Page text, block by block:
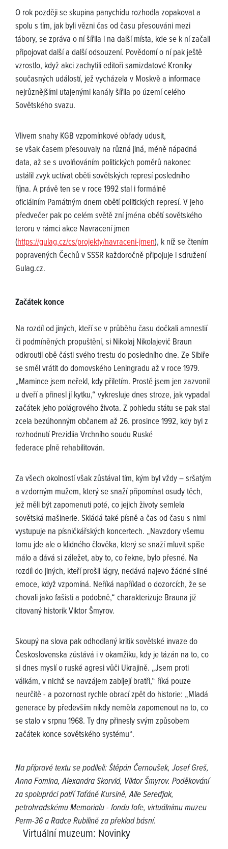
O rok později se skupina panychidu rozhodla zopakovat a
spolu s tím, jak byli vězni čas od času přesouváni mezi
tábory, se zpráva o ní šířila i na další místa, kde se k ní začali
připojovat další a další odsouzení. Povědomí o ní pak ještě
vzrostlo, když akci zachytili editoři samizdatové Kroniky
současných událostí, jež vycházela v Moskvě a informace
nejrůznějšími utajenými kanály šířila po území celého
Sovětského svazu.
Vlivem snahy KGB vzpomínkové obřady udusit,
se však časem přesouvaly na různá jiná, méně nápadná
data, až se s uvolňováním politických poměrů nakonec
ustálil zvyk uctívat oběti sovětských represí posledního
října. A právě ten se v roce 1992 stal i formálně
oficiálním Památným dnem obětí politických represí. V jeho
předvečer pak po celém světě zní jména obětí sovětského
teroru v rámci akce Navracení jmen
(https://gulag.cz/cs/projekty/navraceni-jmen), k níž se čtením
popravených Čechů v SSSR každoročně připojuje i sdružení
Gulag.cz.
Začátek konce
Na rozdíl od jiných, kteří se v průběhu času dočkali amnestií
či podmíněných propuštění, si Nikolaj Nikolajevič Braun
odkroutil obě části svého trestu do posledního dne. Ze Sibiře
se směl vrátit do domovského Leningradu až v roce 1979.
„Mamince jsem neřekl, kdy přiletím. Prostě jsem jen zazvonil
u dveří a přinesl jí kytku,“ vykresluje dnes stroze, jak vypadal
začátek jeho polágrového života. Z pohledu státu se pak stal
zcela bezúhonným občanem až 26. prosince 1992, kdy byl z
rozhodnutí Prezidiia Vrchního soudu Ruské
federace plně rehabilitován.
Za všech okolností však zůstával tím, kým byl vždy – sršatým
a vzdorným mužem, který se snaží připomínat osudy těch,
jež měli být zapomenuti poté, co jejich životy semlela
sovětská mašinerie. Skládá také písně a čas od času s nimi
vystupuje na písničkářských koncertech. „Navzdory všemu
tomu jde ale o klidného člověka, který se snaží mluvit spíše
málo a dává si záležet, aby to, co řekne, bylo přesné. Na
rozdíl do jiných, kteří prošli lágry, nedává najevo žádné silné
emoce, když vzpomíná. Neříká například o dozorcích, že se
chovali jako fašisti a podobně,“ charakterizuje Brauna již
citovaný historik Viktor Šmyrov.
Skoupý na slova pak odhodlaný kritik sovětské invaze do
Československa zůstává i v okamžiku, kdy je tázán na to, co
si dnes myslí o ruské agresi vůči Ukrajině. „Jsem proti
válkám, v nichž se navzájem zabíjejí bratři,“ říká pouze
neurčitě - a pozornost rychle obrací zpět do historie: „Mladá
generace by především nikdy neměla zapomenout na to, co
se stalo v srpnu 1968. Ty dny přinesly svým způsobem
začátek konce sovětského systému“.
Na přípravě textu se podíleli: Štěpán Černoušek, Josef Greš,
Anna Fomina, Alexandra Skorvid, Viktor Šmyrov. Poděkování
za spolupráci patří Taťáně Kursině, Alle Sereďjak,
petrohradskému Memorialu - fondu Iofe, virtuálnímu muzeu
Perm-36 a Radce Rubilině za překlad básní.
Virtuální muzeum: Novinky